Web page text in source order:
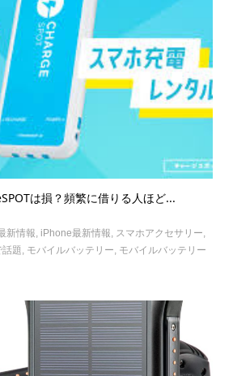
は損？頻繁に借りる人ほど...
新情報, iPhone最新情報, スマホアクセサリー,
話題, モバイルバッテリー, モバイルバッテリー